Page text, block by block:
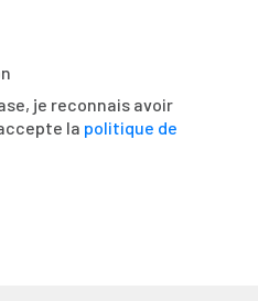
je reconnais avoir
la politique de